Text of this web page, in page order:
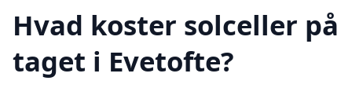
Hvad koster solceller på
taget i Evetofte?